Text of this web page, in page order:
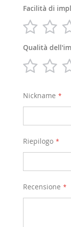
Facilità di
1
2
Qualità
1
2
Nickname
Riepilogo
Recensione